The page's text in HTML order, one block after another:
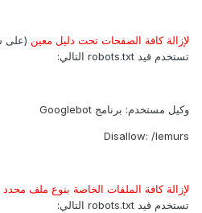
لإزالة كافة الصفحات تحت دليل معين
تستخدم قيد robots.txt التالي:
وكيل مستخدم: برنامج Googlebot
Disallow: /lemurs
لإزالة كافة الملفات الخاصة بنوع ملف محدد
تستخدم قيد robots.txt التالي: